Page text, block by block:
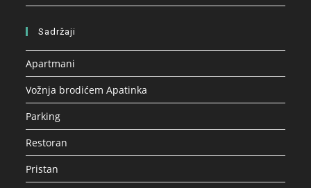
Sadržaji
Apartmani
Vožnja brodićem Apatinka
Parking
Restoran
Pristan